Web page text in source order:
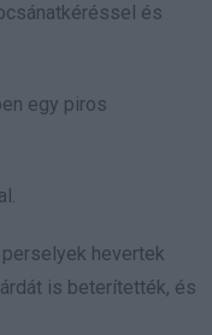
és
egy piros
hevertek
is beterítették, és